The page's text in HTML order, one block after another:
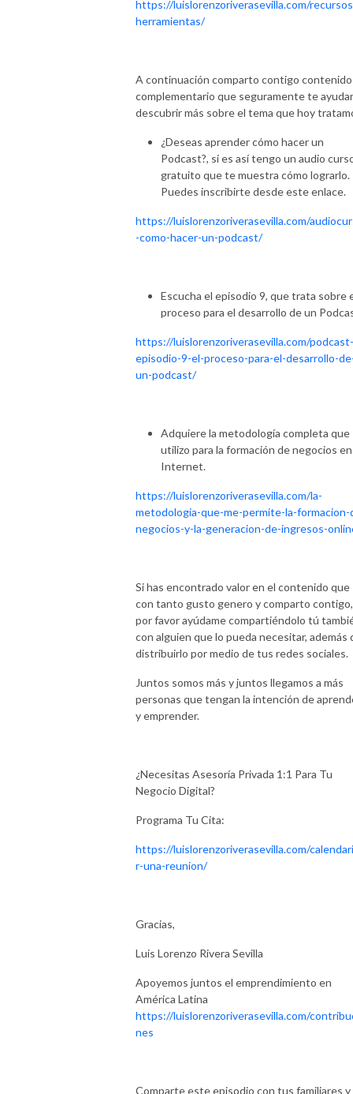
https://luislorenzoriverasevilla.com/
herramientas/
A continuación comparto contigo contenido
complementario que seguramente te
descubrir más sobre el tema que hoy
¿Deseas aprender cómo hacer un
Podcast?, si es así tengo un audio
gratuito que te muestra cómo lograrlo.
Puedes inscribirte desde este enlace.
https://luislorenzoriverasevilla.com/
-como-hacer-un-podcast/
Escucha el episodio 9, que trata sobre
proceso para el desarrollo de un
https://luislorenzoriverasevilla.com/podcast-
episodio-9-el-proceso-para-el-desarrollo-
un-podcast/
Adquiere la metodología completa que
utilizo para la formación de negocios en
Internet.
https://luislorenzoriverasevilla.com/la-
metodologia-que-me-permite-la-formacion-
negocios-y-la-generacion-de-ingresos-
Si has encontrado valor en el contenido que
con tanto gusto genero y comparto contigo,
por favor ayúdame compartiéndolo tú
con alguien que lo pueda necesitar, además
distribuirlo por medio de tus redes sociales.
Juntos somos más y juntos llegamos a más
personas que tengan la intención de
y emprender.
¿Necesitas Asesoría Privada 1:1 Para Tu
Negocio Digital?
Programa Tu Cita:
https://luislorenzoriverasevilla.com/
r-una-reunion/
Gracias,
Luis Lorenzo Rivera Sevilla
Apoyemos juntos el emprendimiento en
América Latina
https://luislorenzoriverasevilla.com/
nes
Comparte este episodio con tus familiares y